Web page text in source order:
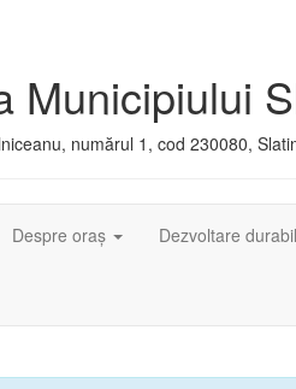
Municipiului
numărul 1, cod 230080,
Despre oraș Dezvoltare